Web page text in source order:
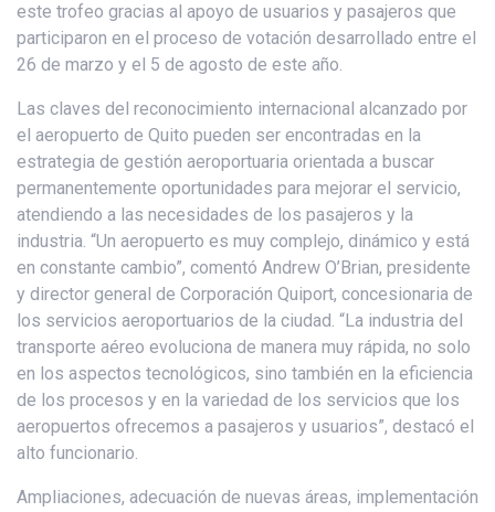
este trofeo gracias al apoyo de usuarios y pasajeros que
participaron en el proceso de votación desarrollado entre el
26 de marzo y el 5 de agosto de este año.
Las claves del reconocimiento internacional alcanzado por
el aeropuerto de Quito pueden ser encontradas en la
estrategia de gestión aeroportuaria orientada a buscar
permanentemente oportunidades para mejorar el servicio,
atendiendo a las necesidades de los pasajeros y la
industria. “Un aeropuerto es muy complejo, dinámico y está
en constante cambio”, comentó Andrew O’Brian, presidente
y director general de Corporación Quiport, concesionaria de
los servicios aeroportuarios de la ciudad. “La industria del
transporte aéreo evoluciona de manera muy rápida, no solo
en los aspectos tecnológicos, sino también en la eficiencia
de los procesos y en la variedad de los servicios que los
aeropuertos ofrecemos a pasajeros y usuarios”, destacó el
alto funcionario.
Ampliaciones, adecuación de nuevas áreas, implementación